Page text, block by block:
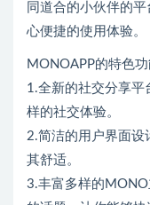
同道合的小伙伴的
心便捷的使用体验。
MONOAPP的特色功
1.全新的社交分享平
样的社交体验。
2.简洁的用户界面设
其舒适。
3.丰富多样的